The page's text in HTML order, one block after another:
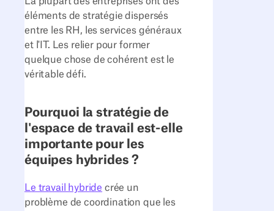
éléments de stratégie dispersés
entre les RH, les services généraux
et l'IT. Les relier pour former
quelque chose de cohérent est le
véritable défi.
Pourquoi la stratégie de
l'espace de travail est-elle
importante pour les
équipes hybrides ?
Le travail hybride crée un
problème de coordination que les